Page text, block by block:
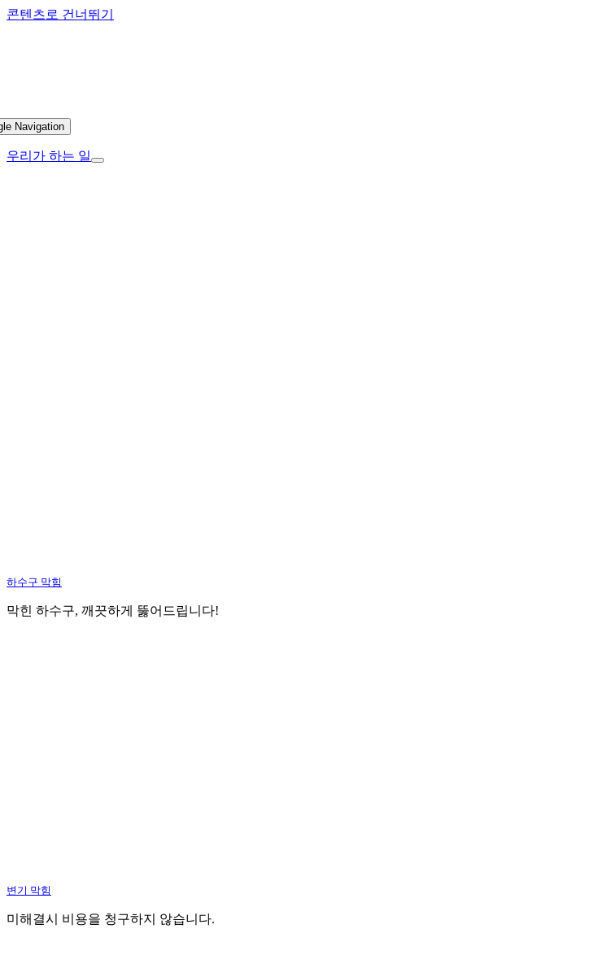
콘텐츠로 건너뛰기
Navigation
우리가 하는 일
하수구 막힘
막힌 하수구, 깨끗하게 뚫어드립니다!
변기 막힘
미해결시 비용을 청구하지 않습니다.